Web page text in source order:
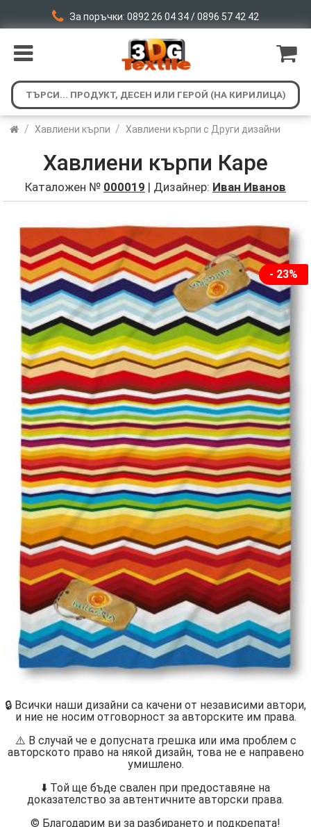
За поръчки: 0892 26 04 34 / 0896 57 42 42
/ Хавлиени кърпи / Хавлиени кърпи с Други дизайни
Хавлиени кърпи Каре
Каталожен № 000019 | Дизайнер: Иван Иванов
- 23%
🔒 Всички наши дизайни са качени от независими автори,
и ние не носим отговорност за авторските им права.
⚠️ В случай че е допусната грешка или има проблем с
авторското право на някой дизайн, това не е направено
умишлено.
⬇️ Той ще бъде свален при предоставяне на
доказателство за автентичните авторски права.
©️ Благодарим ви за разбирането и подкрепата!